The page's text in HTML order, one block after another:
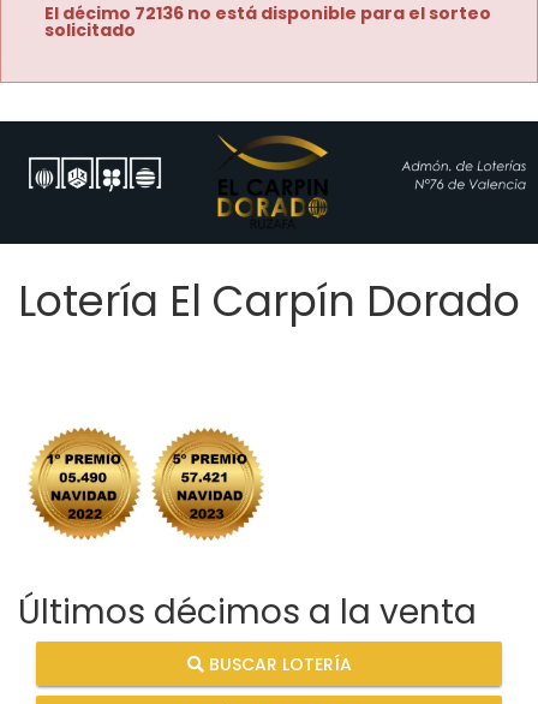
El décimo 72136 no está disponible para el sorteo
solicitado
Lotería El Carpín Dorado
Últimos décimos a la venta
BUSCAR LOTERÍA